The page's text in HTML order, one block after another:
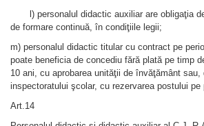
l) personalul didactic auxiliar are obligaţia
de formare continuă, în condiţiile legii;
m) personalul didactic titular cu contract pe
poate beneficia de concediu fără plată pe timp
10 ani, cu aprobarea unităţii de învăţământ sau,
inspectoratului şcolar, cu rezervarea postului pe
Art.14